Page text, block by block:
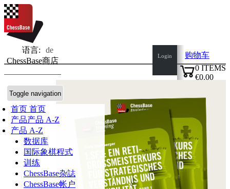
语言:
de
ChessBase商店
Toggle navigation
首页 首页
产品产品 A-Z
产品 A-Z
数据库
国际象棋程式
训练
ChessBase杂誌
ChessBase帐户
Login
购物车
0 ITEMS
€0.00